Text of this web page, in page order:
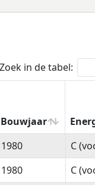
Zoek in de tabel:
Bouwjaar
Bouwjaar
1980 C
1980 C